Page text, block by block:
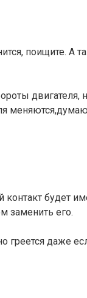
поищите. А
двигателя,
будет
заменить его.
даже